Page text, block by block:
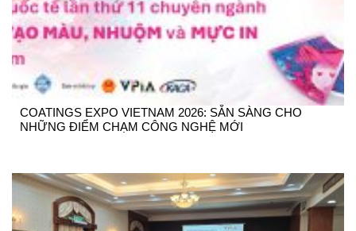
COATINGS EXPO VIETNAM 2026: SẴN SÀNG CHO
NHỮNG ĐIỂM CHẠM CÔNG NGHỆ MỚI